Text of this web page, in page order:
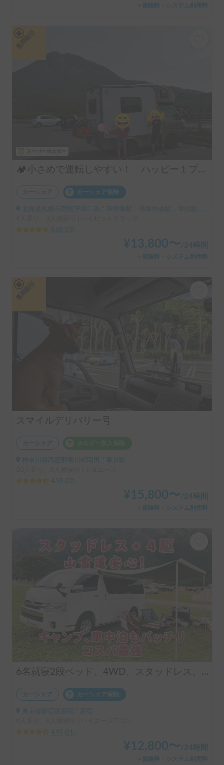
＋保険料・システム利用料
🏕️小さめで運転しやすい！ ハッピー１プラス🚙
カーシェア カーシェア保険
北海道札幌市西区平和二条, ' JR発寒駅、発寒中央駅、琴似駅 地下鉄宮の沢、発寒南、琴似、二十四軒など
5.00
22
¥ 13,800〜/24時間
＋保険料・システム利用料
スマイルデリバリー号
カーシェア
神奈川県高座郡寒川町岡田, ' 寒川駅
4.95
22
¥ 15,800〜 /24時間
＋保険料・システム利用料
6名就寝2段ベッド、4WD、スタッドレス、FFヒーターのキャンピングカー
カーシェア カーシェア保険
東京都新宿区新宿, ' 新宿
4.95
21
¥ 12,800〜 /24時間
＋保険料・システム利用料